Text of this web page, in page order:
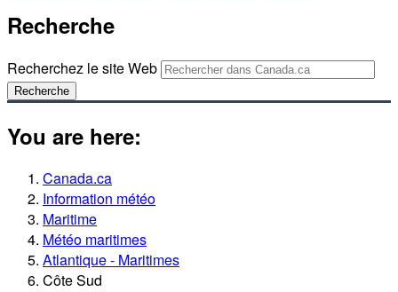
Recherche
Recherchez le site Web
Recherche
You are here:
Canada.ca
Information météo
Maritime
Météo maritimes
Atlantique - Maritimes
Côte Sud